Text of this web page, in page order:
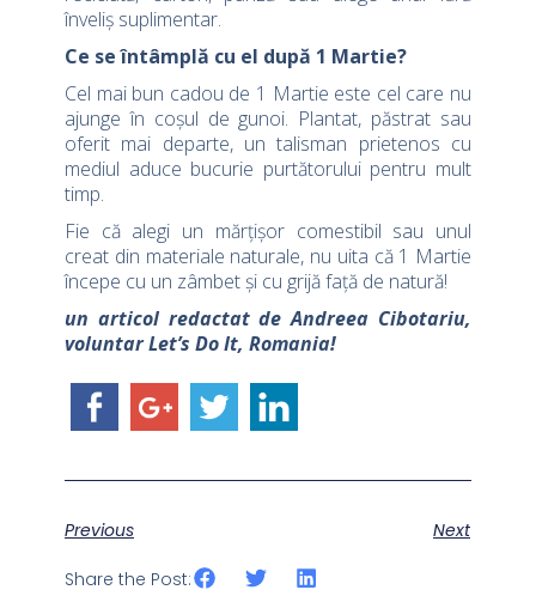
înveliș suplimentar.
Ce se întâmplă cu el după 1 Martie?
Cel mai bun cadou de 1 Martie este cel care nu
ajunge în coșul de gunoi. Plantat, păstrat sau
oferit mai departe, un talisman prietenos cu
mediul aduce bucurie purtătorului pentru mult
timp.
Fie că alegi un mărțișor comestibil sau unul
creat din materiale naturale, nu uita că 1 Martie
începe cu un zâmbet și cu grijă față de natură!
un articol redactat de Andreea Cibotariu,
voluntar Let’s Do It, Romania!
Previous Next
Share the Post: